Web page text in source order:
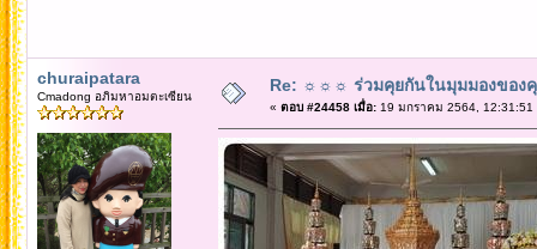
churaipatara
Cmadong อภิมหาอมตะเซียน
Re: ☼☼☼ ร่วมคุยกันในมุมมองของ
« ตอบ #24458 เมื่อ:19 มกราคม 2564, 12:31:51